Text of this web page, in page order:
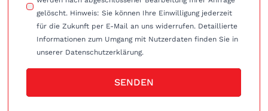
gelöscht. Hinweis: Sie können Ihre Einwilligung jederzeit
für die Zukunft per E-Mail an uns widerrufen. Detaillierte
Informationen zum Umgang mit Nutzerdaten finden Sie in
unserer Datenschutzerklärung.
SENDEN